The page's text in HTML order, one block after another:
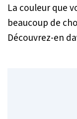
La couleur que
beaucoup de
Découvrez-en